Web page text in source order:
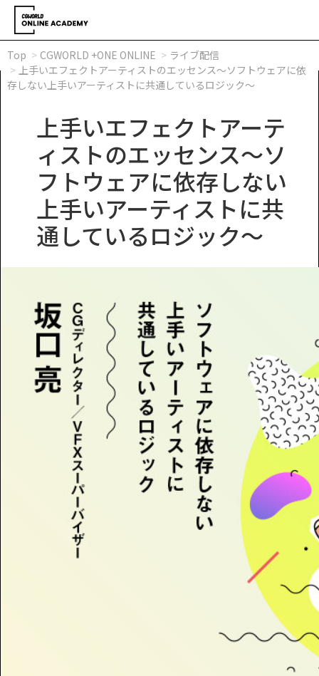
Top CGWORLD +ONE ONLINE
ライブ配信
上手いエフェクトアーティストのエッセンス～ソフトウェアに依
存しない上手いアーティストに共通しているロジック～
上手いエフェクトアーテ
ィストのエッセンス～ソ
フトウェアに依存しない
上手いアーティストに共
通しているロジック～